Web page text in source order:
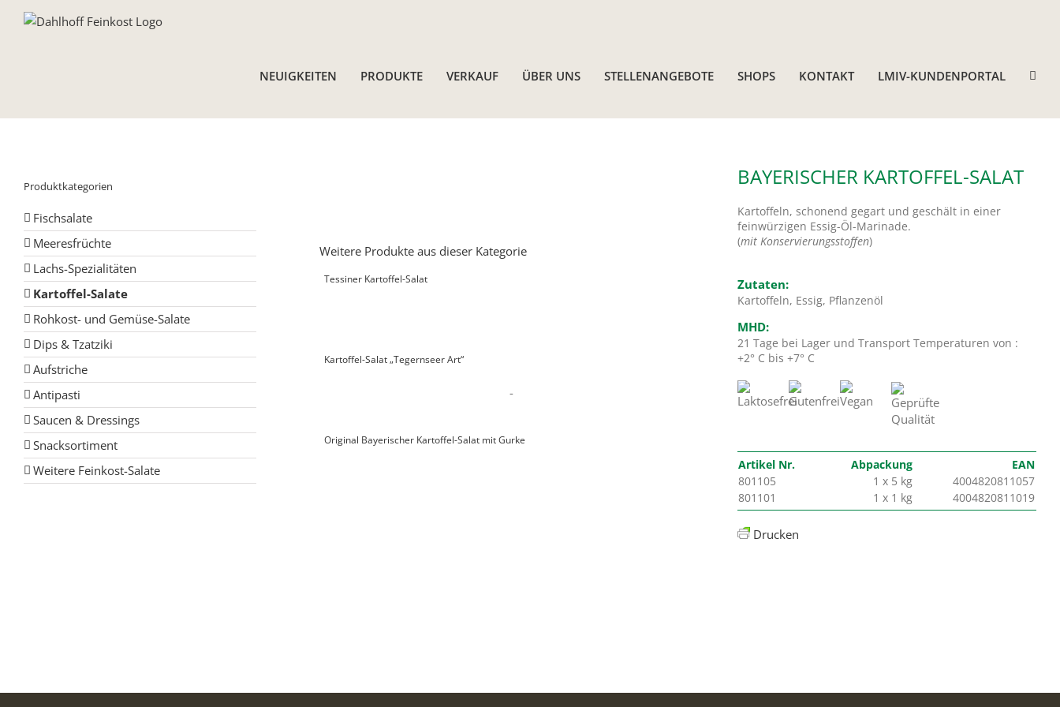
NEUIGKEITEN
PRODUKTE VERKAUF ÜBER UNS STELLENANGEBOTE SHOPS KONTAKT LMIV-KUNDENPORTAL
Weitere Produkte aus dieser Kategorie
Tessiner Kartoffel-Salat
Kartoffel-Salat „Tegernseer Art“
Original Bayerischer Kartoffel-Salat mit Gurke
-
BAYERISCHER KARTOFFEL-SALAT
Kartoffeln, schonend gegart und geschält in einer
feinwürzigen Essig-Öl-Marinade.
(mit Konservierungsstoffen)
Zutaten:
Kartoffeln, Essig, Pflanzenöl
MHD:
21 Tage bei Lager und Transport Temperaturen von :
+2° C bis +7° C
Artikel Nr. Abpackung
EAN
801105
1 x 5 kg
4004820811057
801101
1 x 1 kg 4004820811019
Drucken
Produktkategorien
Fischsalate
Meeresfrüchte
Lachs-Spezialitäten
Kartoffel-Salate
Rohkost- und Gemüse-Salate
Dips & Tzatziki
Aufstriche
Antipasti
Saucen & Dressings
Snacksortiment
Weitere Feinkost-Salate